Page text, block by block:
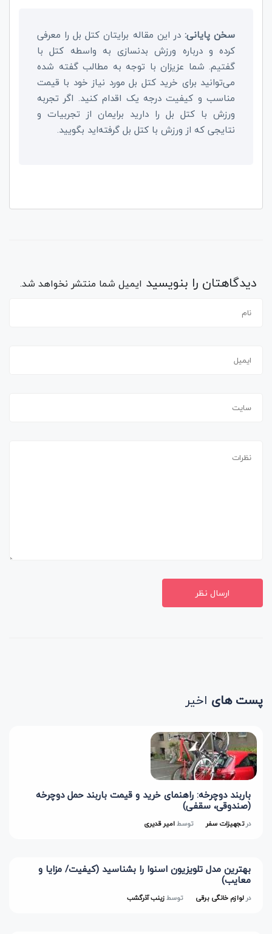
سخن پایانی:در این مقاله برایتان کتل بل را معرفی
کرده و درباره ورزش بدنسازی به واسطه کتل با
گفتیم. شما عزیزان با توجه به مطالب گفته شده
می‌توانید برای خرید کتل بل مورد نیاز خود با قیمت
مناسب و کیفیت درجه یک اقدام کنید. اگر تجربه
ورزش با کتل بل را دارید برایمان از تجربیات و
نتایجی که از ورزش با کتل بل گرفته‌اید بگویید.
دیدگاهتان را بنویسید ایمیل شما منتشر نخواهد شد.
ارسال نظر
پست های اخیر
باربند دوچرخه: راهنمای خرید و قیمت باربند حمل دوچرخه
(صندوقی، سقفی)
درتجهیزات سفر توسطامیر قدیری
بهترین مدل تلویزیون اسنوا را بشناسید (کیفیت/ مزایا و
معایب)
در لوازم خانگی برقی توسطزینب آذرگشب